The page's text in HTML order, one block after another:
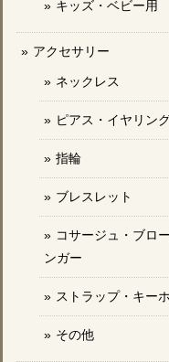
キッズ・ベビー用
アクセサリー
ネックレス
ピアス・イヤリン
指輪
ブレスレット
コサージュ・ブロ
ンガー
ストラップ・キー
その他